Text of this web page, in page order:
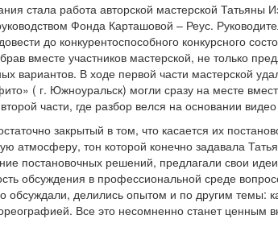
стала работа авторской мастерской
Фонда Карташовой – Реус.
до конкурентоспособного конкурсного
вместе участников мастерской, не только
вариантов. В ходе первой части мастерской
( г. Южноуральск) могли сразу на месте
части, где разбор велся на основании
закрытый в том, что касается их
атмосферу, тон которой конечно задавала
постановочных решений, предлагали свои
обсуждения в профессиональной среде
делились опытом и по другим темы:
Все это несомненно станет ценным